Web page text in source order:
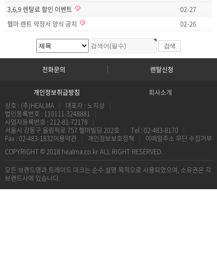
3,6,9 렌탈료 할인 이벤트
02-27
헬마 렌트 약정서 양식 공지
02-26
전화문의 렌탈신청
개인정보취급방침
회사소개
상호 : (주)HEALMA
대표자 : 노지상
법인등록번호 : 110111-3248881
사업자등록번호 : 212-81-72178
서울시 강동구 올림픽로 757 헬마빌딩 202호
Tel : 02-483-8170
Fax : 02-483-1832이용약관 개인정보보호정책
이메일주소 무단 수집거부
COPYRIGHT © 2018 healma.co.kr ALL RIGHT RESERVED.
모든 브랜드명과 트레이드 마크는 순수 설명 목적으로 사용되었으며, 소유권은 각
브랜드사에 있습니다.